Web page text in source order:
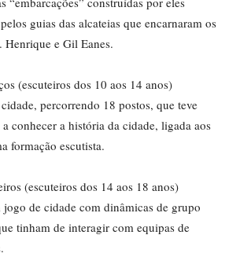
guias das alcateias que encarnaram os
Henrique e Gil Eanes.
(escuteiros dos 10 aos 14 anos)
percorrendo 18 postos, que teve
conhecer a história da cidade, ligada aos
formação escutista.
(escuteiros dos 14 aos 18 anos)
de cidade com dinâmicas de grupo
tinham de interagir com equipas de